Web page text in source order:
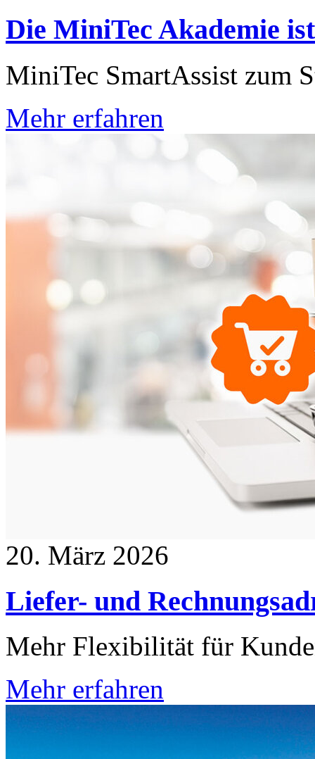
Die MiniTec Akademie
MiniTec SmartAssist zum
Mehr erfahren
20. März 2026
Liefer- und
Mehr Flexibilität für
Mehr erfahren